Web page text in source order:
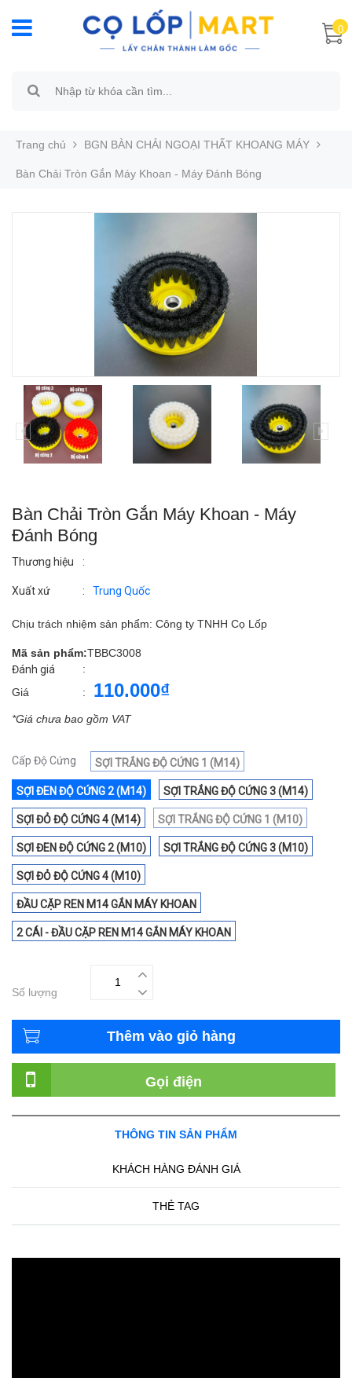
0
Trang chủ BGN BÀN CHẢI NGOẠI THẤT KHOANG MÁY
Bàn Chải Tròn Gắn Máy Khoan - Máy Đánh Bóng
Bàn Chải Tròn Gắn Máy Khoan - Máy
Đánh Bóng
Thương hiệu :
Xuất xứ : Trung Quốc
Chịu trách nhiệm sản phẩm: Công ty TNHH Cọ Lốp
Mã sản phẩm:TBBC3008
Đánh giá
:
Giá
: 110.000₫
*Giá chưa bao gồm VAT
Cấp Độ Cứng SỢI TRẮNG ĐỘ CỨNG 1 (M14)
SỢI ĐEN ĐỘ CỨNG 2 (M14) SỢI TRẮNG ĐỘ CỨNG 3 (M14)
SỢI ĐỎ ĐỘ CỨNG 4 (M14) SỢI TRẮNG ĐỘ CỨNG 1 (M10)
SỢI ĐEN ĐỘ CỨNG 2 (M10) SỢI TRẮNG ĐỘ CỨNG 3 (M10)
SỢI ĐỎ ĐỘ CỨNG 4 (M10)
ĐẦU CẶP REN M14 GẮN MÁY KHOAN
2 CÁI - ĐẦU CẶP REN M14 GẮN MÁY KHOAN
Số lượng
Thêm vào giỏ hàng
Gọi điện
THÔNG TIN SẢN PHẨM
KHÁCH HÀNG ĐÁNH GIÁ
THẺ TAG